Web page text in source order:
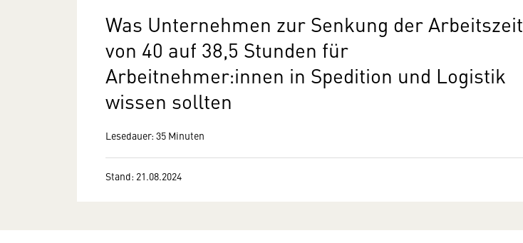
Was Unternehmen zur Senkung der Arbeitszeit
von 40 auf 38,5 Stunden für
Arbeitnehmer:innen in Spedition und Logistik
wissen sollten
Lesedauer: 35 Minuten
Stand: 21.08.2024